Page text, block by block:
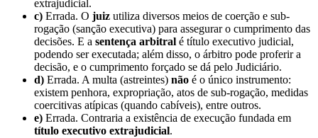
extrajudicial.
c) Errada. O juiz utiliza diversos meios de coerção e sub-
rogação (sanção executiva) para assegurar o cumprimento das
decisões. E a sentença arbitral é título executivo judicial,
podendo ser executada; além disso, o árbitro pode proferir a
decisão, e o cumprimento forçado se dá pelo Judiciário.
d) Errada. A multa (astreintes) não é o único instrumento:
existem penhora, expropriação, atos de sub-rogação, medidas
coercitivas atípicas (quando cabíveis), entre outros.
e) Errada. Contraria a existência de execução fundada em
título executivo extrajudicial.